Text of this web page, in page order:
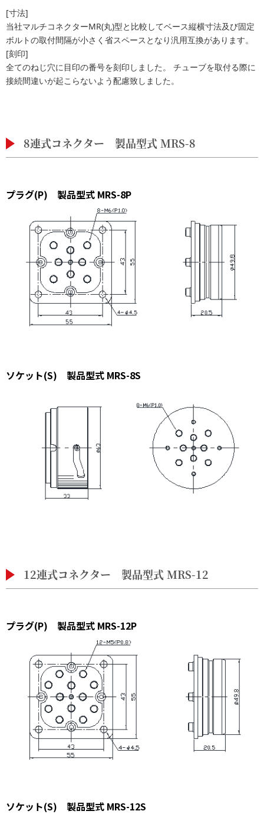
[寸法]
当社マルチコネクターMR(丸)型と比較してベース縦横寸法及び固定
ボルトの取付間隔が小さく省スペースとなり汎用互換があります。
[刻印]
全てのねじ穴に目印の番号を刻印しました。 チューブを取付る際に
接続間違いが起こらないよう配慮致しました。
8連式コネクター 製品型式 MRS-8
プラグ(P) 製品型式 MRS-8P
ソケット(S) 製品型式 MRS-8S
12連式コネクター 製品型式 MRS-12
プラグ(P) 製品型式 MRS-12P
ソケット(S) 製品型式 MRS-12S